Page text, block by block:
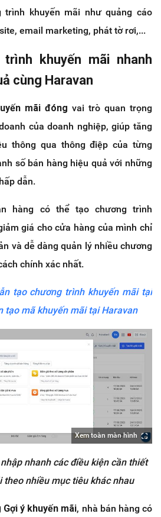
trình khuyến mãi như quảng cáo
email marketing, phát tờ rơi,...
khuyến mãi nhanh
cùng Haravan
mãi đóng vai trò quan trọng
của doanh nghiệp, giúp tăng
thông qua thông điệp của từng
số bán hàng hiệu quả với những
dẫn.
hàng có thể tạo chương trình
giá cho cửa hàng của mình chỉ
và dễ dàng quản lý nhiều chương
chính xác nhất.
tạo chương trình khuyến mãi tại
tạo mã khuyến mãi tại Haravan
Xem toàn màn hình
nhanh các điều kiện cần thiết
theo nhiều mục tiêu khác nhau
ý khuyến mãi, nhà bán hàng có